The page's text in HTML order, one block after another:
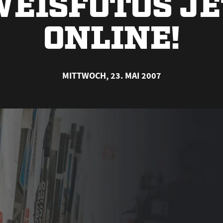
ONLINE!
MITTWOCH, 23. MAI 2007